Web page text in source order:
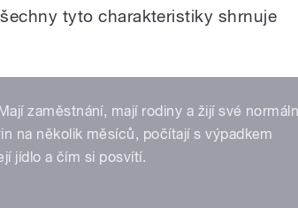
tyto charakteristiky shrnuje
zaměstnání, mají rodiny a žijí své
na několik měsíců, počítají s výpadkem
jídlo a čím si posvítí.